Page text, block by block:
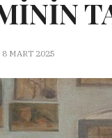
8 MART 2025